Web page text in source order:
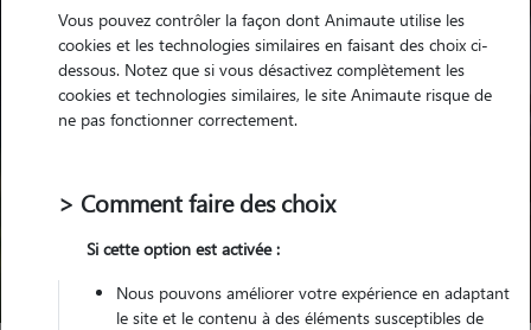
Pour quel animal ?
Trouver mon Pet Sitter
Vous pouvez contrôler la façon dont Animaute utilise les
cookies et les technologies similaires en faisant des choix ci-
dessous. Notez que si vous désactivez complètement les
cookies et technologies similaires, le site Animaute risque de
ne pas fonctionner correctement.
> Comment faire des choix
Si cette option est activée :
Nous pouvons améliorer votre expérience en adaptant
le site et le contenu à des éléments susceptibles de